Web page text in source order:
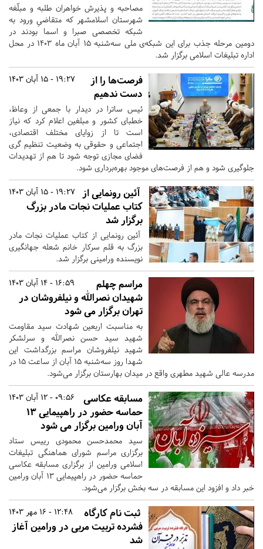
مصاحبه‌ و پذیرش خواهران طلبه و مبلّغه
شهرستان اسلامشهر که متقاضیِ ورود به
شبکه تخصصی صبرا و اسما بودند در
دومین مرحله جذب برای این شبکه‌ی ملی سه‌شنبه ۱۵ آبان ماه ۱۴۰۳ در محل
اداره تبلیغات اسلامی برگزار شد.
19:27 - 15 آبان 1403
فرصت‌ها را از
دست ندهیم
ئیس ساترا در دیدار با جمعی از وعاظ،
خطبای کشور و مبلغین اعلام کرد که نیاز
است تا از زوایای مختلف اقتصادی،
اجتماعی و حقوقی به وضعیت تنظیم گری
فضای مجازی توجه شود تا هم از تهدیدات
جلوگیری شود و هم از فرصت‌های موجود بهره‌برداری شود.
19:27 - 15 آبان 1403
آئین رونمایی از
کتاب عمليات نجات مادر بزرگ
برگزار شد
آئین رونمایی از کتاب عمليات نجات مادر
بزرگ به قلم سرکار خانم شعله جهانگیری
نویسنده ورامینی برگزار شد.
16:59 - 14 آبان 1403
مراسم چهلم
شهیدان نصرالله و نیلفروشان در
تهران برگزار می شود
به مناسبت اربعین شهادت سید مقاومت
شهید سید حسن نصرالله و سرلشکر
شهید نیلفروشان مراسم بزرگداشت این
شهدا روز سه‌شنبه ۱۵ آبان از ساعت ۱۵ در
مدرسه عالی شهید مطهری واقع در میدان بهارستان برگزار می‌شود.
09:56 - 12 آبان 1403
مسابقه عکاسی
حماسه حضور در راهپیمایی ۱۳
آبان ورامین برگزار می شود
سید محمدحسن محمودی رییس ستاد
برگزاری مراسم شورای هماهنگی تبلیغات
اسلامی ورامین از برگزاری مسابقه عکاسی
حماسه حضور در راهپیمایی ۱۳ آبان ورامین
خبر داد و افزود این مسابقه در سه بخش برگزار می‌شود.
12:48 - 16 مهر 1403
ثبت نام کارگاه
فشرده تربیت مربی در ورامین آغاز
شد